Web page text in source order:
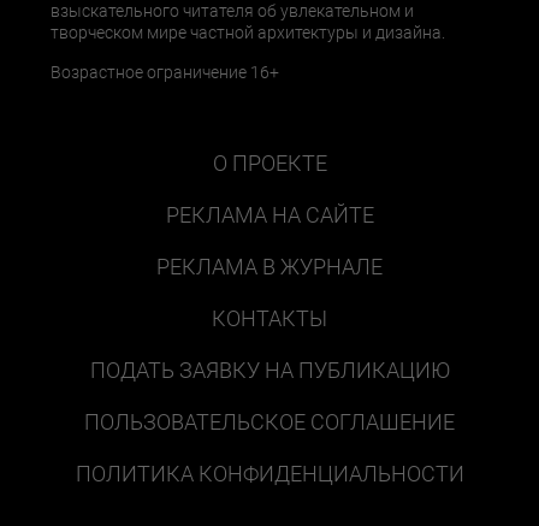
взыскательного читателя об увлекательном и
творческом мире частной архитектуры и дизайна.
Возрастное ограничение 16+
О ПРОЕКТЕ
РЕКЛАМА НА САЙТЕ
РЕКЛАМА В ЖУРНАЛЕ
КОНТАКТЫ
ПОДАТЬ ЗАЯВКУ НА ПУБЛИКАЦИЮ
ПОЛЬЗОВАТЕЛЬСКОЕ СОГЛАШЕНИЕ
ПОЛИТИКА КОНФИДЕНЦИАЛЬНОСТИ